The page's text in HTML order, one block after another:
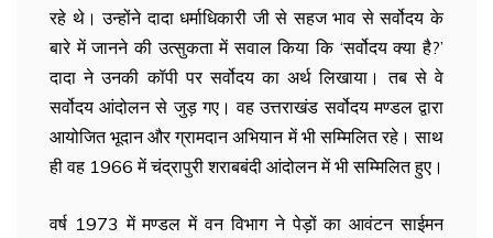
रहे थे। उन्होंने दादा धर्माधिकारी जी से सहज भाव से सर्वोदय के
बारे में जानने की उत्सुकता में सवाल किया कि ‘सर्वोदय क्या है?’
दादा ने उनकी कॉपी पर सर्वोदय का अर्थ लिखाया। तब से वे
सर्वोदय आंदोलन से जुड़ गए। वह उत्तराखंड सर्वोदय मण्डल द्वारा
आयोजित भूदान और ग्रामदान अभियान में भी सम्मिलित रहे। साथ
ही वह 1966 में चंद्रापुरी शराबबंदी आंदोलन में भी सम्मिलित हुए।
वर्ष 1973 में मण्डल में वन विभाग ने पेड़ों का आवंटन साईमन